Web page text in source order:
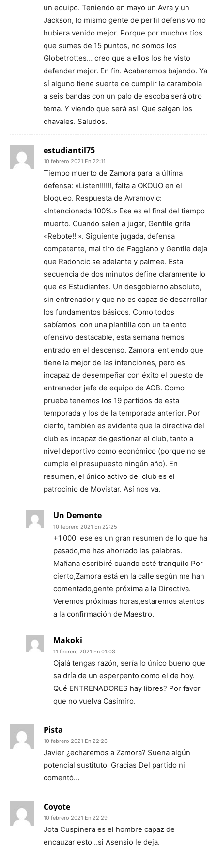
un equipo. Teniendo en mayo un Avra y un
Jackson, lo mismo gente de perfil defensivo no
hubiera venido mejor. Porque por muchos tíos
que sumes de 15 puntos, no somos los
Globetrottes… creo que a ellos los he visto
defender mejor. En fin. Acabaremos bajando. Ya
sí alguno tiene suerte de cumplir la carambola
a seis bandas con un palo de escoba será otro
tema. Y viendo que será así: Que salgan los
chavales. Saludos.
estudiantil75
10 febrero 2021 En 22:11
Tiempo muerto de Zamora para la última
defensa: «Listen!!!!!!, falta a OKOUO en el
bloqueo. Respuesta de Avramovic:
«Intencionada 100%.» Ese es el final del tiempo
muerto. Cuando salen a jugar, Gentile grita
«Rebote!!!». Siguiente jugada, defensa
competente, mal tiro de Faggiano y Gentile deja
que Radoncic se adelante y palmee. Esta
secuencia de dos minutos define claramente lo
que es Estudiantes. Un desgobierno absoluto,
sin entrenador y que no es capaz de desarrollar
los fundamentos básicos. Como todos
sabíamos, con una plantilla con un talento
ofensivo destacable, esta semana hemos
entrado en el descenso. Zamora, entiendo que
tiene la mejor de las intenciones, pero es
incapaz de desempeñar con éxito el puesto de
entrenador jefe de equipo de ACB. Como
prueba tenemos los 19 partidos de esta
temporada y los de la temporada anterior. Por
cierto, también es evidente que la directiva del
club es incapaz de gestionar el club, tanto a
nivel deportivo como económico (porque no se
cumple el presupuesto ningún año). En
resumen, el único activo del club es el
patrocinio de Movistar. Así nos va.
Un Demente
10 febrero 2021 En 22:25
+1.000, ese es un gran resumen de lo que ha
pasado,me has ahorrado las palabras.
Mañana escribiré cuando esté tranquilo Por
cierto,Zamora está en la calle según me han
comentado,gente próxima a la Directiva.
Veremos próximas horas,estaremos atentos
a la confirmación de Maestro.
Makoki
11 febrero 2021 En 01:03
Ojalá tengas razón, sería lo único bueno que
saldría de un esperpento como el de hoy.
Qué ENTRENADORES hay libres? Por favor
que no vuelva Casimiro.
Pista
10 febrero 2021 En 22:26
Javier ¿echaremos a Zamora? Suena algún
potencial sustituto. Gracias Del partido ni
comentó…
Coyote
10 febrero 2021 En 22:29
Jota Cuspinera es el hombre capaz de
encauzar esto…si Asensio le deja.